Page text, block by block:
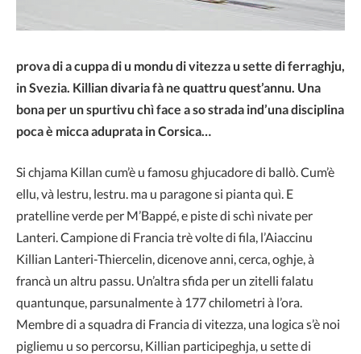
prova di a cuppa di u mondu di vitezza u sette di ferraghju,
in Svezia. Killian divaria fà ne quattru quest’annu. Una
bona per un spurtivu chì face a so strada ind’una disciplina
poca è micca aduprata in Corsica…
Si chjama Killan cum’è u famosu ghjucadore di ballò. Cum’è
ellu, và lestru, lestru. ma u paragone si pianta quì. E
pratelline verde per M’Bappé, e piste di schì nivate per
Lanteri. Campione di Francia trè volte di fila, l’Aiaccinu
Killian Lanteri-Thiercelin, dicenove anni, cerca, oghje, à
francà un altru passu. Un’altra sfida per un zitelli falatu
quantunque, parsunalmente à 177 chilometri à l’ora.
Membre di a squadra di Francia di vitezza, una logica s’è noi
pigliemu u so percorsu, Killian participeghja, u sette di